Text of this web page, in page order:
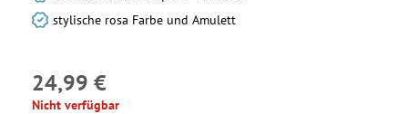
stylische rosa Farbe und Amulett
24,99 €
Nicht verfügbar